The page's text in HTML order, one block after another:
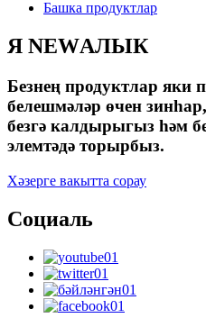
Башка продуктлар
Я NEWАЛЫК
Безнең продуктлар яки
белешмәләр өчен
безгә калдырыгыз һәм
элемтәдә торырбыз.
Хәзерге вакытта сорау
Социаль